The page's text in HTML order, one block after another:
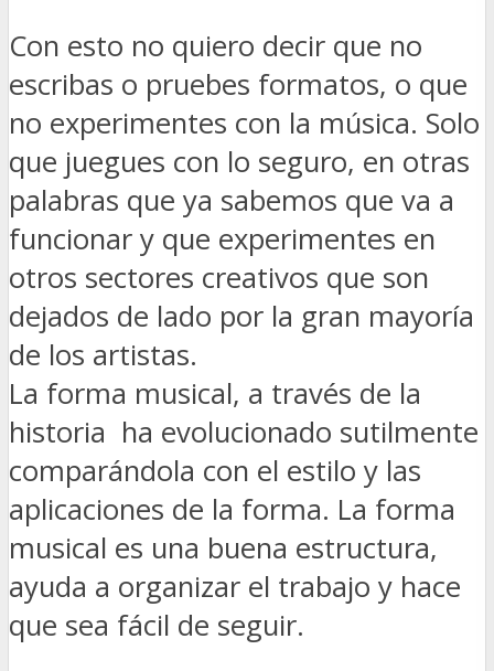
Con esto no quiero decir que no
escribas o pruebes formatos, o que
no experimentes con la música. Solo
que juegues con lo seguro, en otras
palabras que ya sabemos que va a
funcionar y que experimentes en
otros sectores creativos que son
dejados de lado por la gran mayoría
de los artistas.
La forma musical, a través de la
historia ha evolucionado sutilmente
comparándola con el estilo y las
aplicaciones de la forma. La forma
musical es una buena estructura,
ayuda a organizar el trabajo y hace
que sea fácil de seguir.